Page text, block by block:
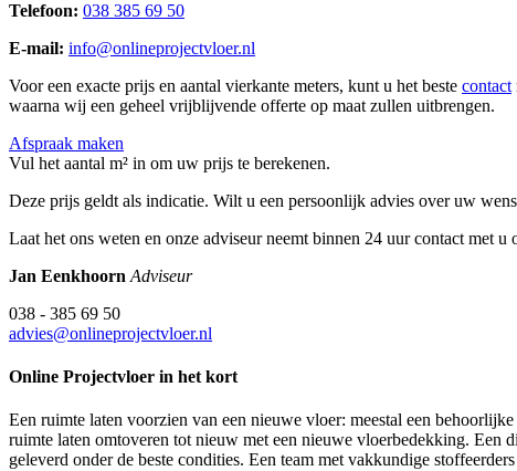
Telefoon: 038 385 69 50
E-mail: info@onlineprojectvloer.nl
Voor een exacte prijs en aantal vierkante meters, kunt u het beste contact
waarna wij een geheel vrijblijvende offerte op maat zullen uitbrengen.
Afspraak maken
Vul het aantal m² in om uw prijs te berekenen.
Deze prijs geldt als indicatie. Wilt u een persoonlijk advies over uw
Laat het ons weten en onze adviseur neemt binnen 24 uur contact met u
Jan Eenkhoorn Adviseur
038 - 385 69 50
advies@onlineprojectvloer.nl
Online Projectvloer in het kort
Een ruimte laten voorzien van een nieuwe vloer: meestal een
ruimte laten omtoveren tot nieuw met een nieuwe vloerbedekking. Een
geleverd onder de beste condities. Een team met vakkundige